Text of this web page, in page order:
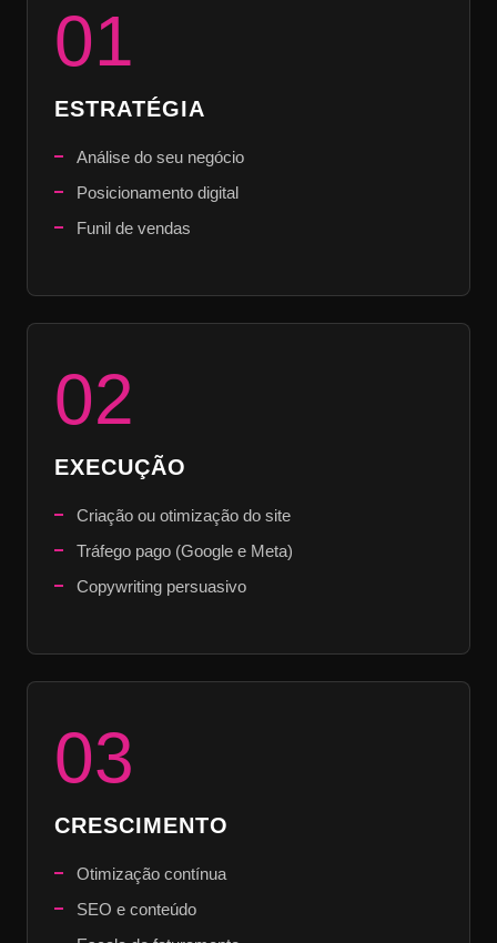
01
ESTRATÉGIA
Análise do seu negócio
Posicionamento digital
Funil de vendas
02
EXECUÇÃO
Criação ou otimização do site
Tráfego pago (Google e Meta)
Copywriting persuasivo
03
CRESCIMENTO
Otimização contínua
SEO e conteúdo